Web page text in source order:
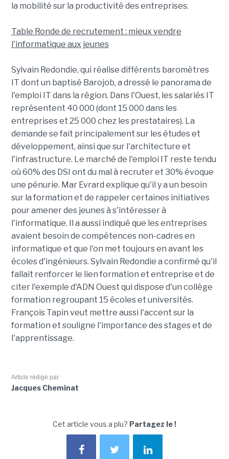
la mobilité sur la productivité des entreprises.
Table Ronde de recrutement : mieux vendre
l'informatique aux jeunes
Sylvain Redondie, qui réalise différents baromètres
IT dont un baptisé Barojob, a dressé le panorama de
l'emploi IT dans la région. Dans l'Ouest, les salariés IT
représentent 40 000 (dont 15 000 dans les
entreprises et 25 000 chez les prestataires). La
demande se fait principalement sur les études et
développement, ainsi que sur l'architecture et
l'infrastructure. Le marché de l'emploi IT reste tendu
où 60% des DSI ont du mal à recruter et 30% évoque
une pénurie. Mar Evrard explique qu'il y a un besoin
sur la formation et de rappeler certaines initiatives
pour amener des jeunes à s'intéresser à
l'informatique. Il a aussi indiqué que les entreprises
avaient besoin de compétences non-cadres en
informatique et que l'on met toujours en avant les
écoles d'ingénieurs. Sylvain Redondie a confirmé qu'il
fallait renforcer le lien formation et entreprise et de
citer l'exemple d'ADN Ouest qui dispose d'un collège
formation regroupant 15 écoles et universités.
François Tapin veut mettre aussi l'accent sur la
formation et souligne l'importance des stages et de
l'apprentissage.
Article rédigé par
Jacques Cheminat
Cet article vous a plu? Partagez le !